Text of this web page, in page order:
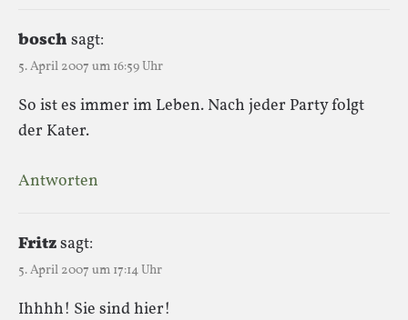
bosch sagt:
5. April 2007 um 16:59 Uhr
So ist es immer im Leben. Nach jeder Party folgt
der Kater.
Antworten
Fritzsagt:
5. April 2007 um 17:14 Uhr
Ihhhh! Sie sind hier!